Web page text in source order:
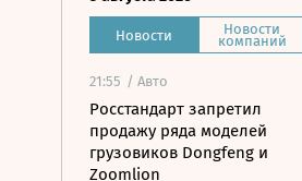
Новости Новости
компаний
21:55 / Авто
Росстандарт запретил
продажу ряда моделей
грузовиков Dongfeng и
Zoomlion